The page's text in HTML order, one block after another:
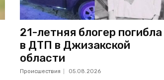
21-летняя блогер погибла
в ДТП в Джизакской
области
Происшествия 05.08.2026